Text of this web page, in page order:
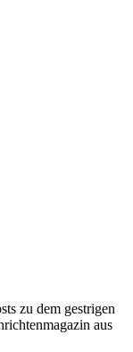
zu dem gestrigen
aus